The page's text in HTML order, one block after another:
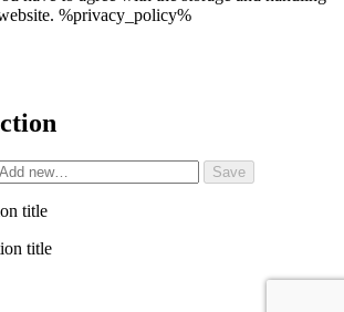
%privacy_policy%
title
title